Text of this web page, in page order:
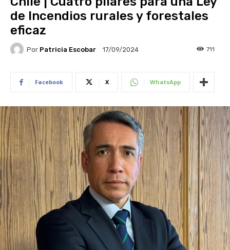
de Incendios rurales y forestales
eficaz
Por Patricia Escobar 17/09/2024 711
Facebook X WhatsApp